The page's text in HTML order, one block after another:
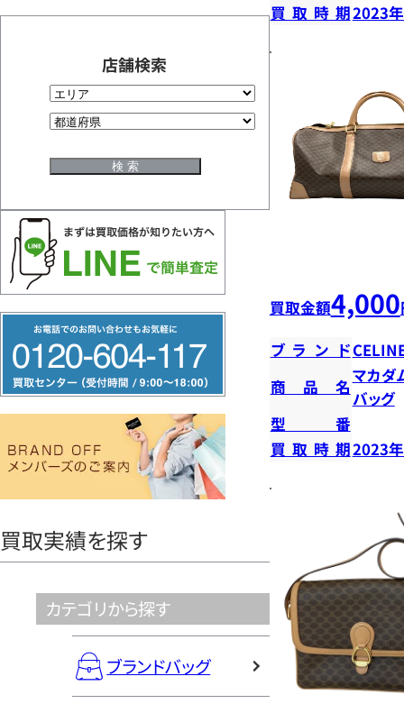
店舗検索
リ
ー
ヤ
買取実績を探す
カテゴリから探す
ブランドバッグ
買取時期2023
買取金額4,000
ブランド
商品名
マカダ
バッグ
型番
買取時期2023